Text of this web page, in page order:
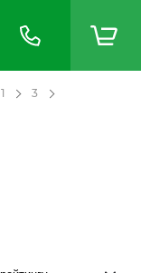
1
3